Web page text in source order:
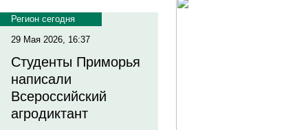
Регион сегодня
29 Мая 2026, 16:37
Студенты Приморья
написали
Всероссийский
агродиктант